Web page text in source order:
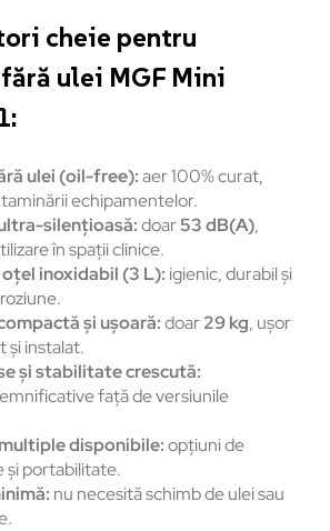
cheie pentru
ulei MGF Mini
ulei (oil-free):aer 100% curat,
echipamentelor.
silențioasă:doar53 dB(A),
în spații clinice.
inoxidabil (3 L): igienic, durabil și
și ușoară:doar29 kg, ușor
și instalat.
și stabilitate crescută:
față de versiunile
disponibile:opțiuni de
și portabilitate.
nu necesită schimb de ulei sau